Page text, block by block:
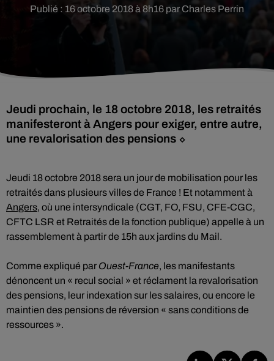
Publié : 16 octobre 2018 à 8h16 par Charles Perrin
Jeudi prochain, le 18 octobre 2018, les retraités
manifesteront à Angers pour exiger, entre autre,
une revalorisation des pensions ⬦
Jeudi 18 octobre 2018 sera un jour de mobilisation pour les
retraités dans plusieurs villes de France ! Et notamment à
Angers, où une intersyndicale (CGT, FO, FSU, CFE-CGC,
CFTC LSR et Retraités de la fonction publique) appelle à un
rassemblement à partir de 15h aux jardins du Mail.
Comme expliqué par Ouest-France, les manifestants
dénoncent un « recul social » et réclament la revalorisation
des pensions, leur indexation sur les salaires, ou encore le
maintien des pensions de réversion « sans conditions de
ressources ».